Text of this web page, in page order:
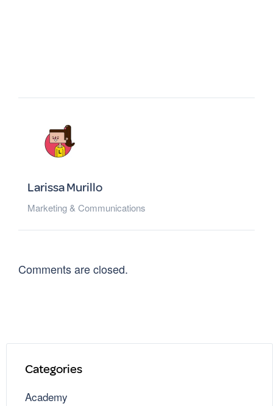
Larissa Murillo
Marketing & Communications
Comments are closed.
Categories
Academy